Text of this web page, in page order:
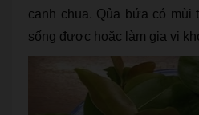
canh chua. Qủa bứa có mùi
sống được hoặc làm gia vị